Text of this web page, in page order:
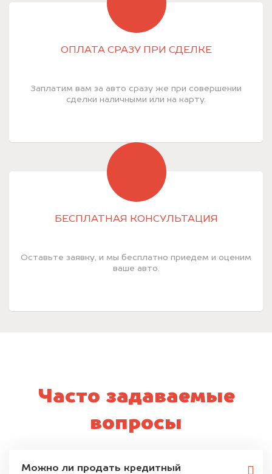
ОПЛАТА СРАЗУ ПРИ СДЕЛКЕ
Заплатим вам за авто сразу же при совершении
сделки наличными или на карту.
БЕСПЛАТНАЯ КОНСУЛЬТАЦИЯ
Оставьте заявку, и мы бесплатно приедем и оценим
ваше авто.
Часто задаваемые
вопросы
Можно ли продать кредитный